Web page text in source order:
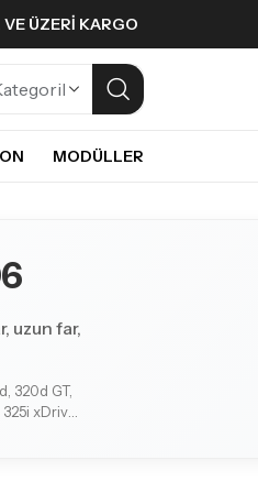
ÜZERI KARGO
MODÜLLER
uzun far,
320d GT,
xDrive,
Ampul